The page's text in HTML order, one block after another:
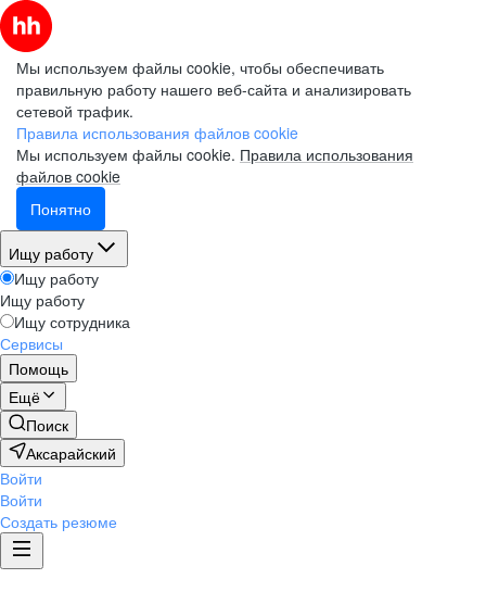
Мы используем файлы cookie, чтобы обеспечивать
правильную работу нашего веб-сайта и анализировать
сетевой трафик.
Правила использования файлов cookie
Мы используем файлы cookie. Правила использования
файлов cookie
Понятно
Ищу работу
Ищу работу
Ищу работу
Ищу сотрудника
Сервисы
Помощь
Ещё
Поиск
Аксарайский
Войти
Войти
Создать резюме